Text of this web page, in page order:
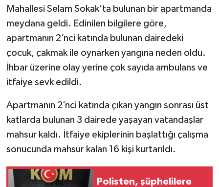
Mahallesi Selam Sokak’ta bulunan bir apartmanda
meydana geldi. Edinilen bilgilere göre,
apartmanın 2’nci katında bulunan dairedeki
çocuk, çakmak ile oynarken yangına neden oldu.
İhbar üzerine olay yerine çok sayıda ambulans ve
itfaiye sevk edildi.
Apartmanın 2’nci katında çıkan yangın sonrası üst
katlarda bulunan 3 dairede yaşayan vatandaşlar
mahsur kaldı. İtfaiye ekiplerinin başlattığı çalışma
sonucunda mahsur kalan 16 kişi kurtarıldı.
Polisten, şüphelilere